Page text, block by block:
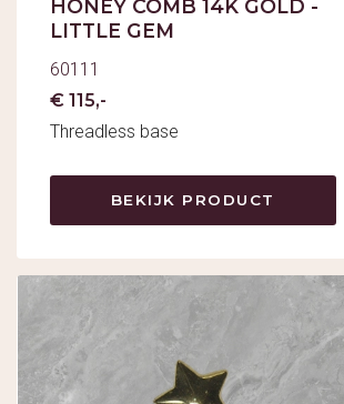
HONEY COMB 14K GOLD -
LITTLE GEM
60111
€ 115,-
Threadless base
BEKIJK PRODUCT